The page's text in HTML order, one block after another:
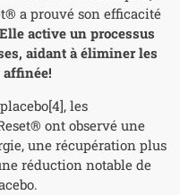
a prouvé son efficacité
Elle active un processus
aidant à éliminer les
les
ont observé une
une récupération plus
réduction notable de